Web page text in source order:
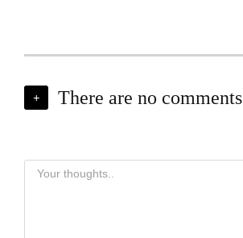
+ There are no comments